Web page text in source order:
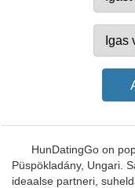
HunDatingGo on
Püspökladány, Ungari.
ideaalse partneri,